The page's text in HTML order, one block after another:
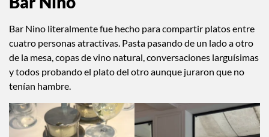
Bar Nino literalmente fue hecho para compartir platos entre
cuatro personas atractivas. Pasta pasando de un lado a otro
de la mesa, copas de vino natural, conversaciones larguísimas
y todos probando el plato del otro aunque juraron que no
tenían hambre.